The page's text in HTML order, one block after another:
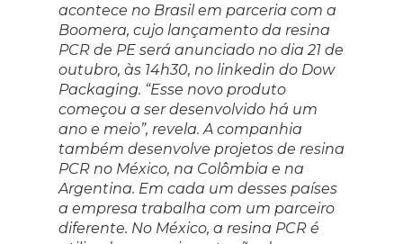
acontece no Brasil em parceria com a
Boomera, cujo lançamento da resina
PCR de PE será anunciado no dia 21 de
outubro, às 14h30, no linkedin do Dow
Packaging. “Esse novo produto
começou a ser desenvolvido há um
ano e meio”, revela. A companhia
também desenvolve projetos de resina
PCR no México, na Colômbia e na
Argentina. Em cada um desses países
a empresa trabalha com um parceiro
diferente. No México, a resina PCR é